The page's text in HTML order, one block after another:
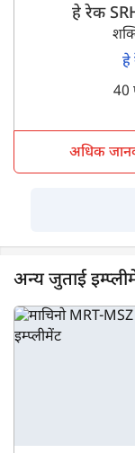
हे रेक
हे
40
अधिक
अन्य जुताई